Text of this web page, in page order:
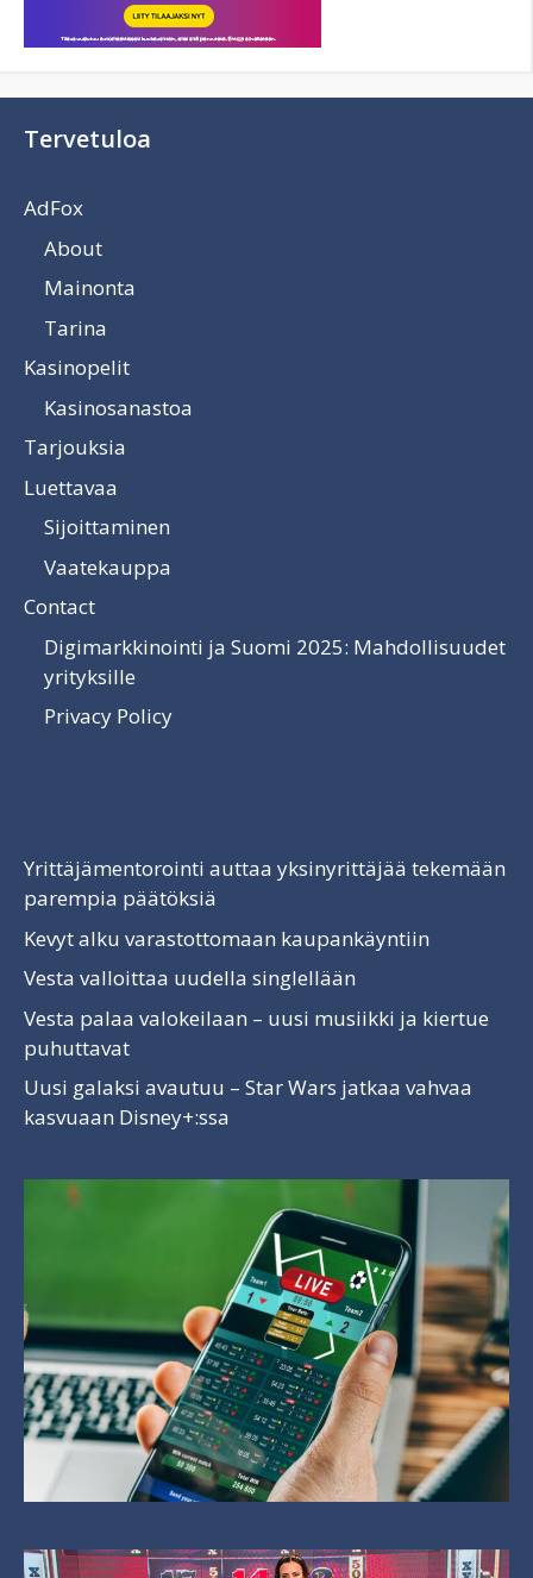
Tervetuloa
AdFox
About
Mainonta
Tarina
Kasinopelit
Kasinosanastoa
Tarjouksia
Luettavaa
Sijoittaminen
Vaatekauppa
Contact
Digimarkkinointi ja Suomi 2025: Mahdollisuudet
yrityksille
Privacy Policy
Yrittäjämentorointi auttaa yksinyrittäjää tekemään
parempia päätöksiä
Kevyt alku varastottomaan kaupankäyntiin
Vesta valloittaa uudella singlellään
Vesta palaa valokeilaan – uusi musiikki ja kiertue
puhuttavat
Uusi galaksi avautuu – Star Wars jatkaa vahvaa
kasvuaan Disney+:ssa